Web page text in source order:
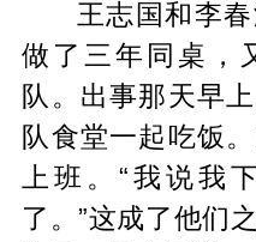
王志国和李
做了三年同桌，
队。出事那天早
队食堂一起吃饭
上班。“我说我
了。”这成了他们